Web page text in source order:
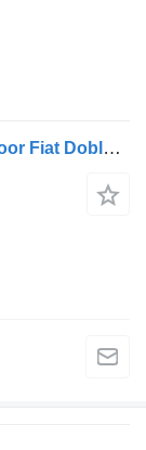
Bosch 518855310 besturingseenheid voor Fiat Doblo' 2009>2014 auto